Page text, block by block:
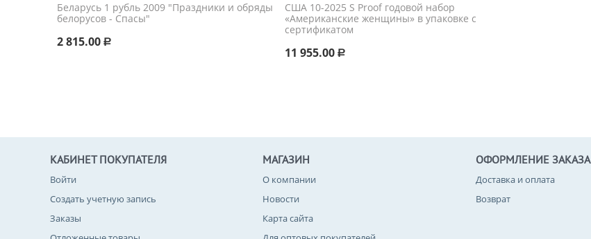
Беларусь 1 рубль 2009 "Праздники и обряды
белорусов - Спасы"
2 815.00 Р
США 10-2025 S Proof годовой набор
«Американские женщины» в упаковке с
сертификатом
11 955.00 Р
КАБИНЕТ ПОКУПАТЕЛЯ
Войти
Создать учетную запись
Заказы
МАГАЗИН
О компании
Новости
Карта сайта
ОФОРМЛЕНИЕ ЗАКАЗА
Доставка и оплата
Возврат